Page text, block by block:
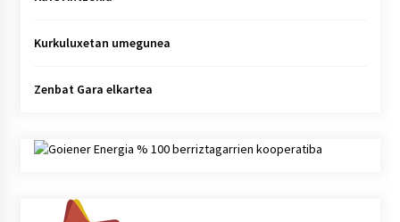
Kurkuluxetan umegunea
Zenbat Gara elkartea